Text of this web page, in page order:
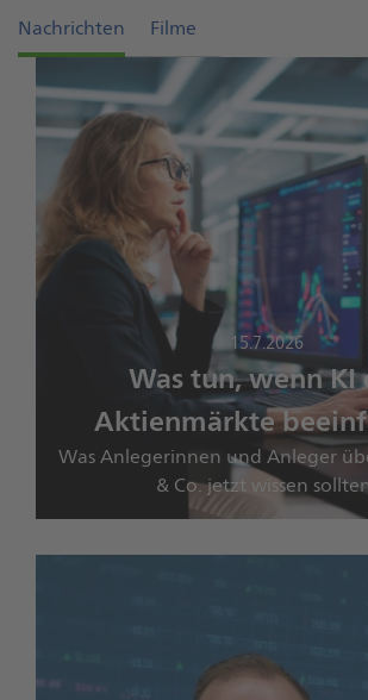
Nachrichten
15.7.2026
Was tun, wenn KI
Aktienmärkte
Was Anlegerinnen und Anleger
& Co. jetzt wissen
Filme